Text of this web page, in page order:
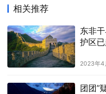
相关推荐
东非
护区
2023年4
团团”